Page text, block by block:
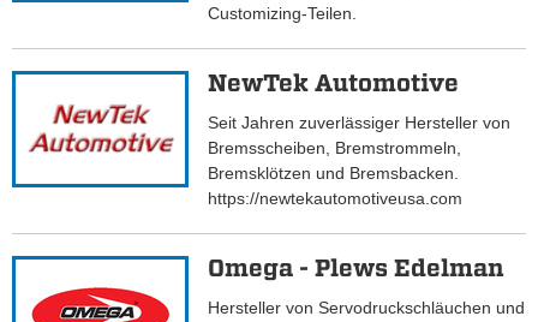
Customizing-Teilen.
NewTek Automotive
Seit Jahren zuverlässiger Hersteller von
Bremsscheiben, Bremstrommeln,
Bremsklötzen und Bremsbacken.
https://newtekautomotiveusa.com
Omega - Plews Edelman
Hersteller von Servodruckschläuchen und